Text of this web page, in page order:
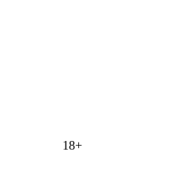
18+